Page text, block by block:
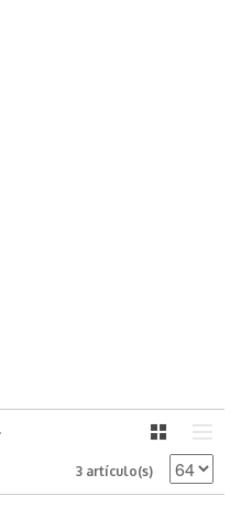
3 artículo(s)